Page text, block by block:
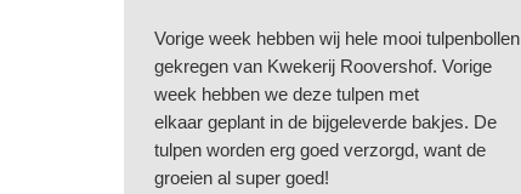
Vorige week hebben wij hele mooi tulpenbollen
gekregen van Kwekerij Roovershof. Vorige
week hebben we deze tulpen met
elkaar geplant in de bijgeleverde bakjes. De
tulpen worden erg goed verzorgd, want de
groeien al super goed!